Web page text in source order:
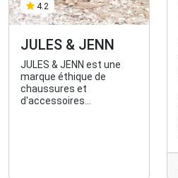
4.2
JULES & JENN
JULES & JENN est une
marque éthique de
chaussures et
d'accessoires